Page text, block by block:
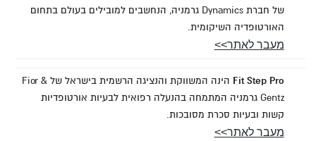
של חברת Dynamics גרמניה, הנחשבים למובילים בעולם בתחום
האורטופדיה השיקומית.
מעבר לאתר>>
Fit Step Pro
הינה המשווקת והנציגה הרשמית בישראל של Fior &
Gentz גרמניה המתמחה בהנעלה רפואית לבעיות אורטופדיות
קשות ובעיות סכרת מסובכות.
מעבר לאתר>>